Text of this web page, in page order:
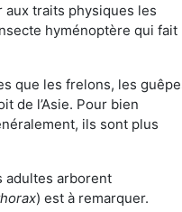
aux traits physiques les
hyménoptère qui fait
que les frelons, les
de l’Asie. Pour bien
ils sont plus
adultes arborent
) est à remarquer.